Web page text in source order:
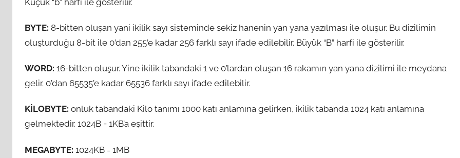
BYTE: 8-bitten oluşan yani ikilik sayı sisteminde sekiz hanenin yan yana yazılması ile oluşur. Bu dizilimin
oluşturduğu 8-bit ile 0’dan 255’e kadar 256 farklı sayı ifade edilebilir. Büyük “B” harfi ile gösterilir.
WORD: 16-bitten oluşur. Yine ikilik tabandaki 1 ve 0’lardan oluşan 16 rakamın yan yana dizilimi ile meydana
gelir. 0’dan 65535’e kadar 65536 farklı sayı ifade edilebilir.
KİLOBYTE: onluk tabandaki Kilo tanımı 1000 katı anlamına gelirken, ikilik tabanda 1024 katı anlamına
gelmektedir. 1024B = 1KB’a eşittir.
MEGABYTE: 1024KB = 1MB